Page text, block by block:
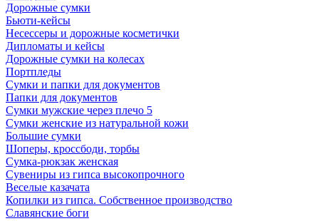
Дорожные сумки
Бьюти-кейсы
Несессеры и дорожные косметички
Дипломаты и кейсы
Дорожные сумки на колесах
Портпледы
Сумки и папки для документов
Папки для документов
Сумки мужские через плечо 5
Сумки женские из натуральной кожи
Большие сумки
Шоперы, кроссбоди, торбы
Сумка-рюкзак женская
Сувениры из гипса высокопрочного
Веселые казачата
Копилки из гипса. Собственное производство
Славянские боги